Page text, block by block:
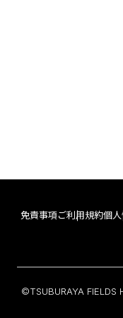
免責事項 ご利用規約個
©TSUBURAYA FIELDS